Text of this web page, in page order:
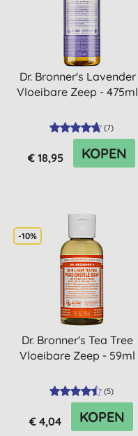
Dr. Bronner's Lavender
Vloeibare Zeep - 475ml
(7)
€ 18,95 KOPEN
-10%
Dr. Bronner's Tea Tree
Vloeibare Zeep - 59ml
(5)
€ 4,04 KOPEN